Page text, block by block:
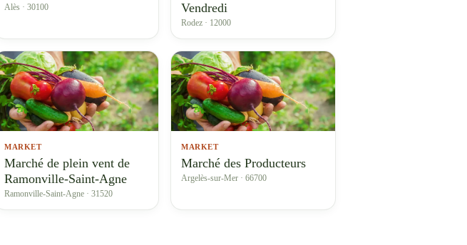
Alès · 30100
Vendredi
Rodez · 12000
MARKET
Marché de plein vent de
Ramonville-Saint-Agne
Ramonville-Saint-Agne · 31520
MARKET
Marché des Producteurs
Argelès-sur-Mer · 66700